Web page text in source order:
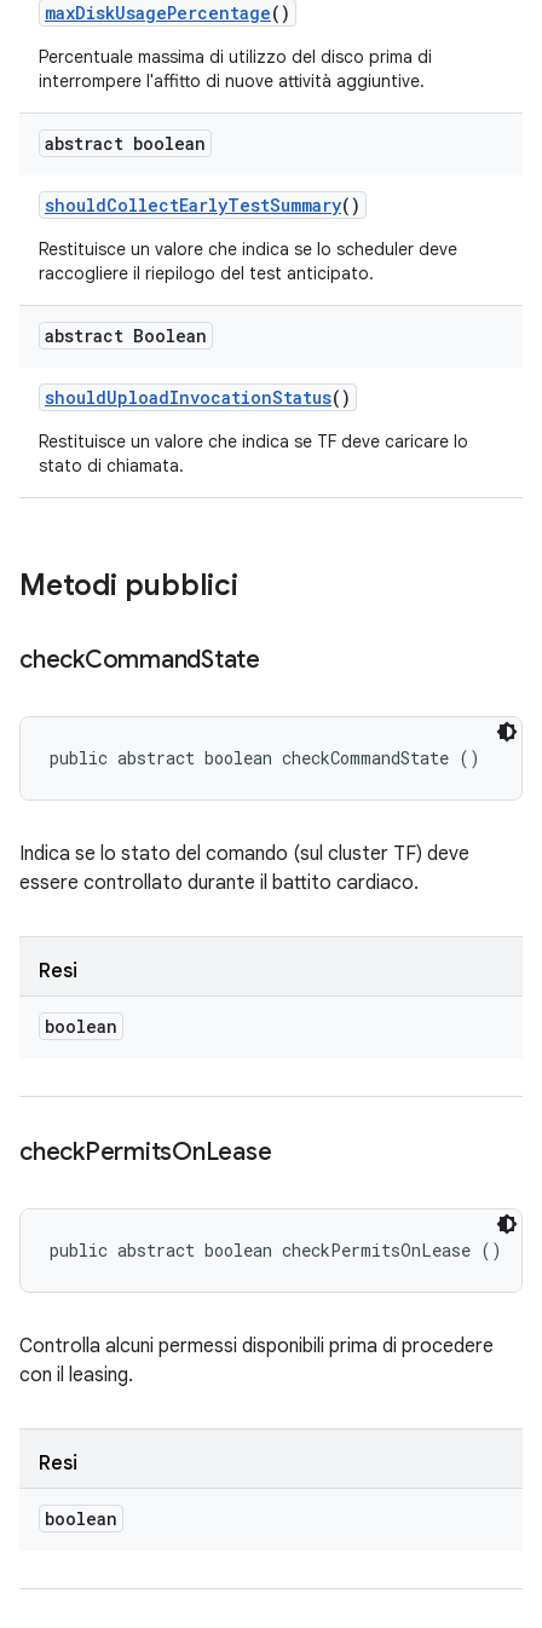
maxDiskUsagePercentage()
Percentuale massima di utilizzo del disco prima di
interrompere l'affitto di nuove attività aggiuntive.
abstract boolean
shouldCollectEarlyTestSummary()
Restituisce un valore che indica se lo scheduler deve
raccogliere il riepilogo del test anticipato.
abstract Boolean
shouldUploadInvocationStatus()
Restituisce un valore che indica se TF deve caricare lo
stato di chiamata.
Metodi pubblici
checkCommandState
public abstract boolean checkCommandState ()
Indica se lo stato del comando (sul cluster TF) deve
essere controllato durante il battito cardiaco.
Resi
boolean
checkPermitsOnLease
public abstract boolean checkPermitsOnLease ()
Controlla alcuni permessi disponibili prima di procedere
con il leasing.
Resi
boolean